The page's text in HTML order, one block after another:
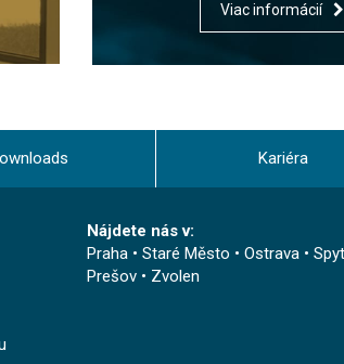
Viac informácií
Kariéra
Nájdete nás v:
Praha • Staré Město • Ostrava •
Prešov • Zvolen